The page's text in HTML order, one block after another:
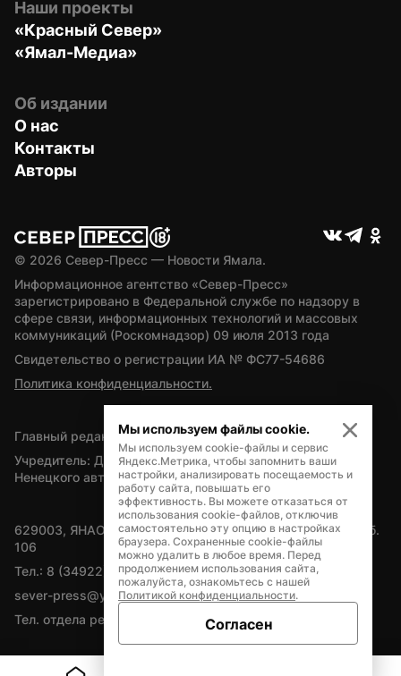
Наши проекты
«Красный Север»
«Ямал-Медиа»
Об издании
О нас
Контакты
Авторы
© 2026 Север-Пресс — Новости Ямала.
Информационное агентство «Север-Пресс»
зарегистрировано в Федеральной службе по надзору в
сфере связи, информационных технологий и массовых
коммуникаций (Роскомнадзор) 09 июля 2013 года
Свидетельство о регистрации ИА № ФС77-54686
Политика конфиденциальности.
Главный редактор — А.Л. Поздеев
Учредитель: Департамент внутренней политики Ямало-
Ненецкого автономного округа
629003, ЯНАО, Салехард, мкр. Богдана Кнунянца, д.1, каб.
106
Тел.: 8 (34922) 71262
sever-press@yamal-media.ru
Тел. отдела рекламы: 8 (34922) 42728
Мы используем файлы cookie.
Мы используем cookie-файлы и сервис
Яндекс.Метрика, чтобы запомнить ваши
настройки, анализировать посещаемость и
работу сайта, повышать его
эффективность. Вы можете отказаться от
использования cookie-файлов, отключив
самостоятельно эту опцию в настройках
браузера. Сохраненные cookie-файлы
можно удалить в любое время. Перед
продолжением использования сайта,
пожалуйста, ознакомьтесь с нашей
Политикой конфиденциальности.
Согласен